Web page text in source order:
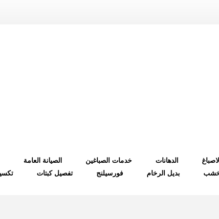
الدهانات خدمات الصباغين
الصيانة العامة
بديل الرخام فورسيلنج تفصيل كبتات